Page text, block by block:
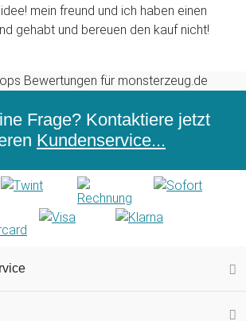
mein freund und ich haben einen
gehabt und bereuen den kauf nicht!
Frage? Kontaktiere jetzt
Kundenservice...